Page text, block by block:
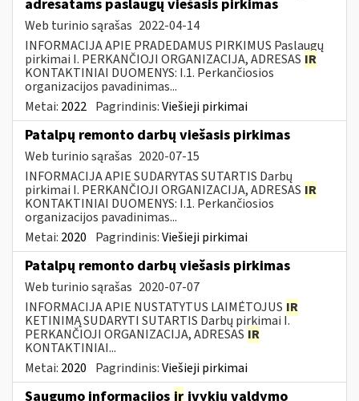
adresatams paslaugų viešasis pirkimas
Web turinio sąrašas 2022-04-14
INFORMACIJA APIE PRADEDAMUS PIRKIMUS Paslaugų
pirkimai I. PERKANČIOJI ORGANIZACIJA, ADRESAS IR
KONTAKTINIAI DUOMENYS: I.1. Perkančiosios
organizacijos pavadinimas...
Metai: 2022 Pagrindinis:Viešieji pirkimai
Patalpų remonto darbų viešasis pirkimas
Web turinio sąrašas 2020-07-15
INFORMACIJA APIE SUDARYTAS SUTARTIS Darbų
pirkimai I. PERKANČIOJI ORGANIZACIJA, ADRESAS IR
KONTAKTINIAI DUOMENYS: I.1. Perkančiosios
organizacijos pavadinimas...
Metai: 2020 Pagrindinis:Viešieji pirkimai
Patalpų remonto darbų viešasis pirkimas
Web turinio sąrašas 2020-07-07
INFORMACIJA APIE NUSTATYTUS LAIMĖTOJUS IR
KETINIMĄ SUDARYTI SUTARTIS Darbų pirkimai I.
PERKANČIOJI ORGANIZACIJA, ADRESAS IR
KONTAKTINIAI...
Metai: 2020 Pagrindinis:Viešieji pirkimai
Saugumo informacijos ir įvykių valdymo